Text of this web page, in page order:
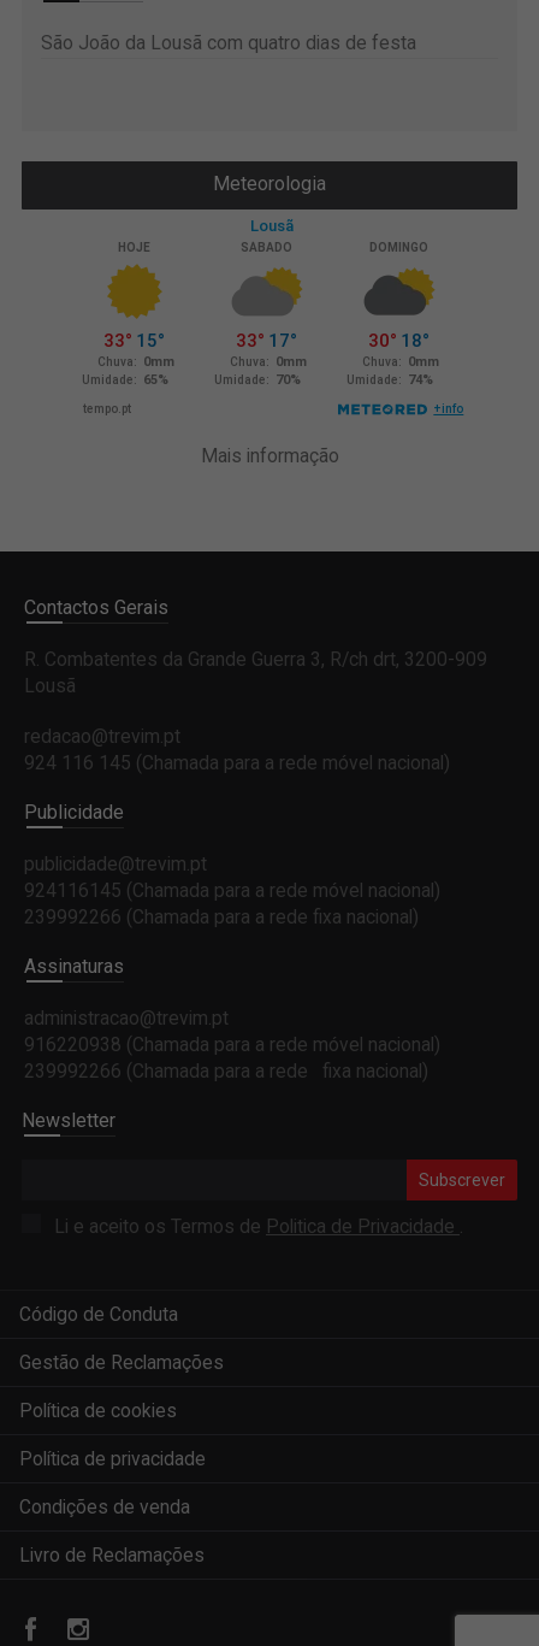
São João da Lousã com quatro dias de festa
Meteorologia
Mais informação
Contactos Gerais
R. Combatentes da Grande Guerra 3, R/ch drt, 3200-909
Lousã
redacao@trevim.pt
924 116 145 (Chamada para a rede móvel nacional)
Publicidade
publicidade@trevim.pt
924116145 (Chamada para a rede móvel nacional)
239992266 (Chamada para a rede fixa nacional)
Assinaturas
administracao@trevim.pt
916220938 (Chamada para a rede móvel nacional)
239992266 (Chamada para a rede fixa nacional)
Newsletter
Subscrever
Li e aceito os Termos de Politica de Privacidade .
Código de Conduta
Gestão de Reclamações
Política de cookies
Política de privacidade
Condições de venda
Livro de Reclamações